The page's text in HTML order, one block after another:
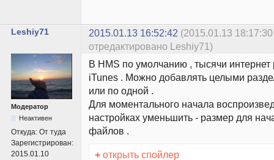
Leshiy71 2015.01.13 16:52:42 (2015.01.13 18:17:30
отредактировано Leshiy71)
Модератор
Неактивен
Откуда: От туда
Зарегистрирован:
2015.01.10
В HMS по умолчанию , тысячи интернет
iTunes . Можно добавлять целыми
или по одной .
Для моментального начала
настройках уменьшить - размер для
файлов .
+ открыть спойлер